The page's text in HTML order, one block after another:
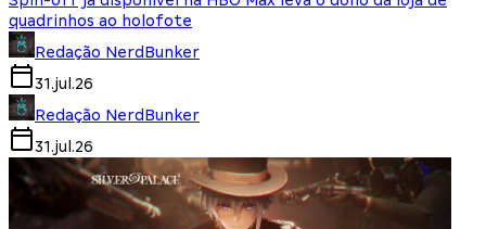
quadrinhos ao holofote
Redação NerdBunker
31.jul.26
Redação NerdBunker
31.jul.26